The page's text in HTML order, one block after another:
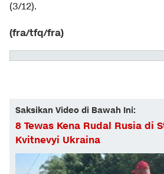
(3/12).
(fra/tfq/fra)
Saksikan Video di Bawah Ini:
8 Tewas Kena Rudal Rusia di
Kvitnevyi Ukraina